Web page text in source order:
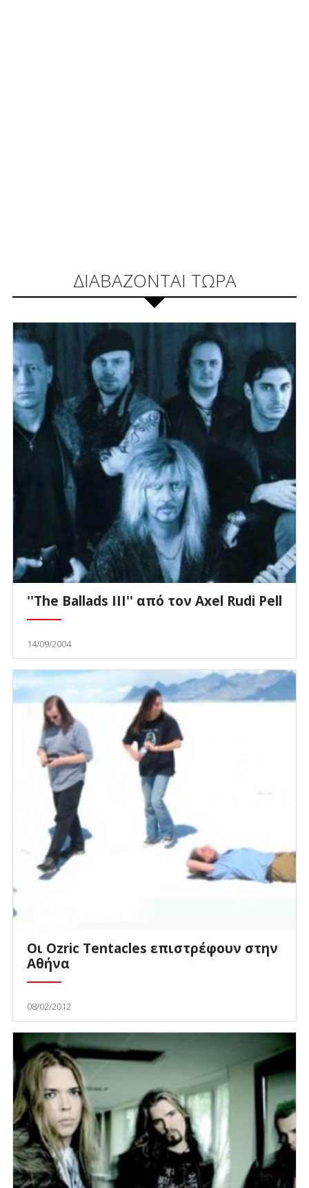
ΔΙΑΒΑΖΟΝΤΑΙ ΤΩΡΑ
''The Ballads III'' από τον Axel Rudi Pell
14/09/2004
Οι Ozric Tentacles επιστρέφουν στην
Αθήνα
08/02/2012